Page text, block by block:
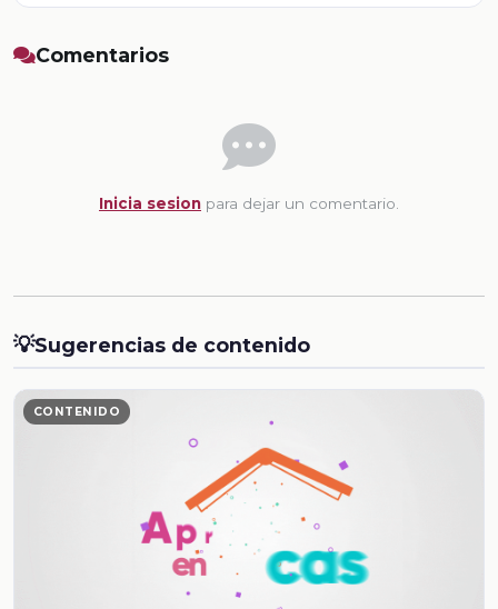
Comentarios
Inicia sesion para dejar un comentario.
💡Sugerencias de contenido
CONTENIDO